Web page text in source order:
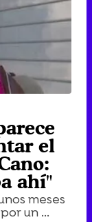
el
ahí"
meses
un ...